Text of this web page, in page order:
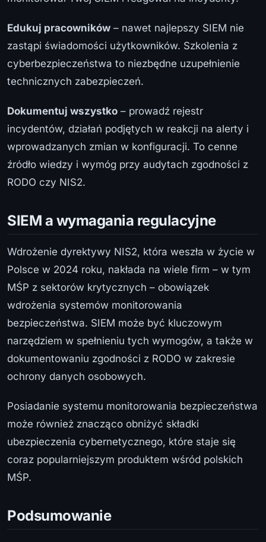
Edukuj pracowników – nawet najlepszy SIEM nie
zastąpi świadomości użytkowników. Szkolenia z
cyberbezpieczeństwa to niezbędne uzupełnienie
technicznych zabezpieczeń.
Dokumentuj wszystko – prowadź rejestr
incydentów, działań podjętych w reakcji na alerty i
wprowadzanych zmian w konfiguracji. To cenne
źródło wiedzy i wymóg przy audytach zgodności z
RODO czy NIS2.
SIEM a wymagania regulacyjne
Wdrożenie dyrektywy NIS2, która weszła w życie w
Polsce w 2024 roku, nakłada na wiele firm – w tym
MŚP z sektorów krytycznych – obowiązek
wdrożenia systemów monitorowania
bezpieczeństwa. SIEM może być kluczowym
narzędziem w spełnieniu tych wymogów, a także w
dokumentowaniu zgodności z RODO w zakresie
ochrony danych osobowych.
Posiadanie systemu monitorowania bezpieczeństwa
może również znacząco obniżyć składki
ubezpieczenia cybernetycznego, które staje się
coraz popularniejszym produktem wśród polskich
MŚP.
Podsumowanie